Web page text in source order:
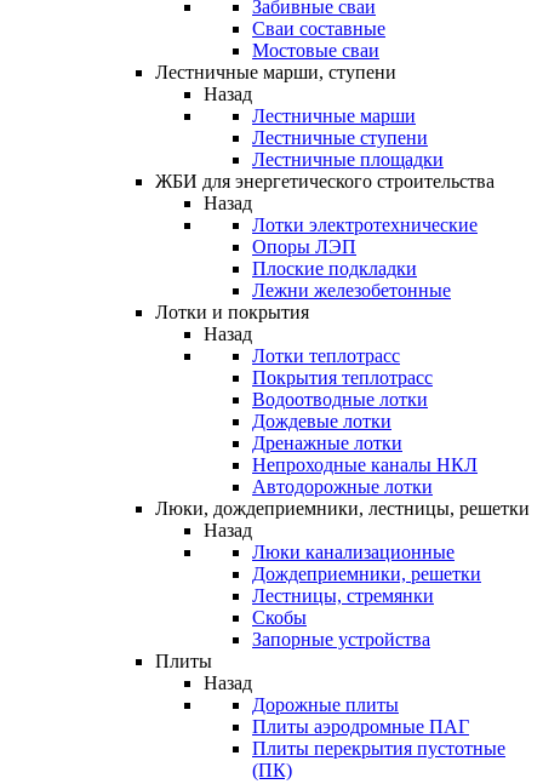
Забивные сваи
Сваи составные
Мостовые сваи
Лестничные марши, ступени
Назад
Лестничные марши
Лестничные ступени
Лестничные площадки
ЖБИ для энергетического строительства
Назад
Лотки электротехнические
Опоры ЛЭП
Плоские подкладки
Лежни железобетонные
Лотки и покрытия
Назад
Лотки теплотрасс
Покрытия теплотрасс
Водоотводные лотки
Дождевые лотки
Дренажные лотки
Непроходные каналы НКЛ
Автодорожные лотки
Люки, дождеприемники, лестницы, решетки
Назад
Люки канализационные
Дождеприемники, решетки
Лестницы, стремянки
Скобы
Запорные устройства
Плиты
Назад
Дорожные плиты
Плиты аэродромные ПАГ
Плиты перекрытия пустотные
(ПК)